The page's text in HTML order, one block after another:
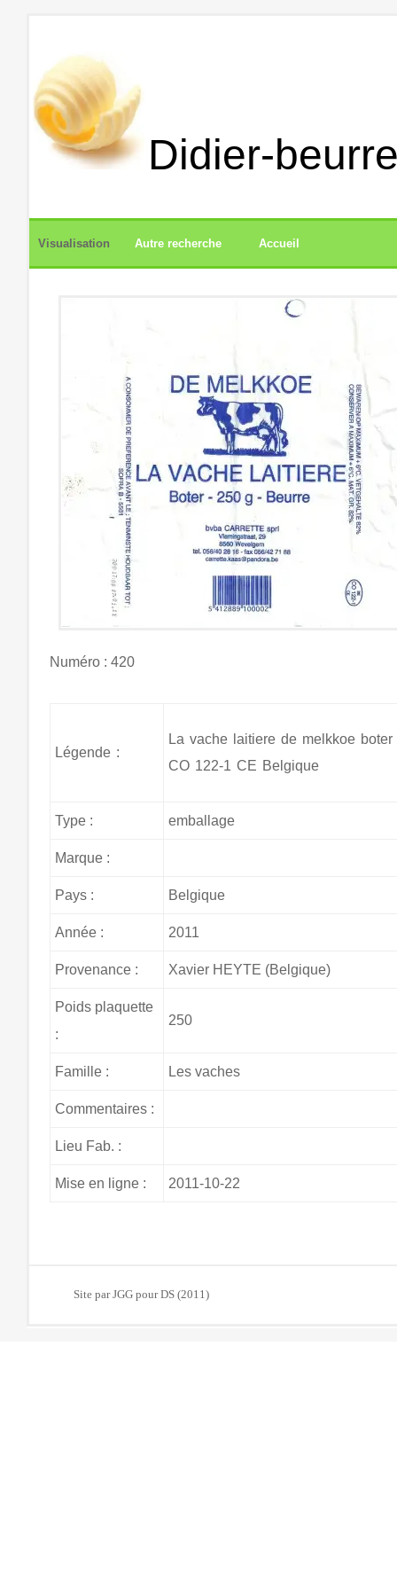
Didier-
Visualisation Autre recherche Accueil
Numéro : 420
Légende :
La vache laitiere de melkkoe
CO 122-1 CE Belgique
Type : emballage
Marque :
Pays : Belgique
Année : 2011
Provenance : Xavier HEYTE (Belgique)
Poids plaquette
:
250
Famille : Les vaches
Commentaires :
Lieu Fab. :
Mise en ligne : 2011-10-22
Site par JGG pour DS (2011)